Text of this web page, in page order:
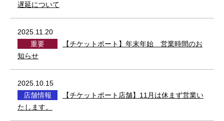
遅延について
2025.11.20
重要
【チケットポート】年末年始 営業時間のお
知らせ
2025.10.15
店舗情報
【チケットポート店舗】11月は休まず営業い
たします。